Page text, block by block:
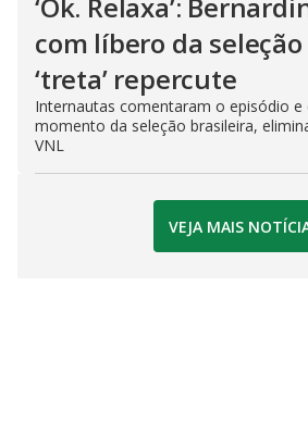
com líbero da
‘treta’ repercute
Internautas comentaram o episódio e
momento da seleção brasileira,
VNL
VEJA MAIS